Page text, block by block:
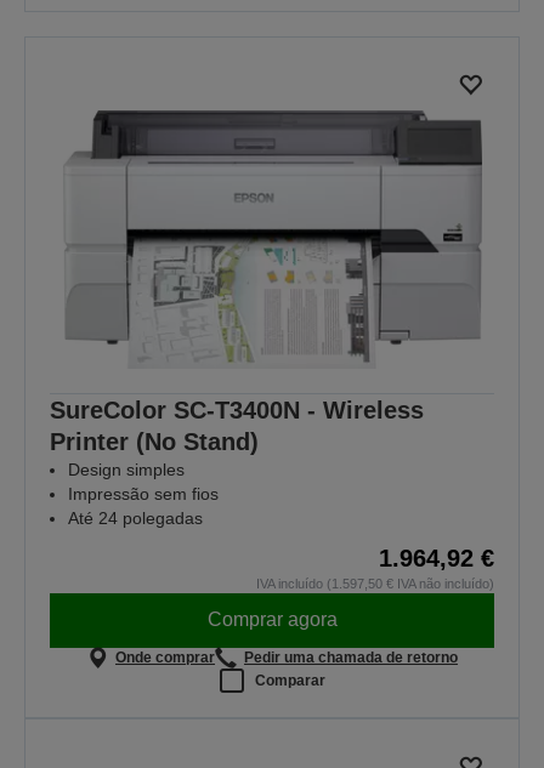
SureColor SC-T3400N - Wireless
Printer (No Stand)
Design simples
Impressão sem fios
Até 24 polegadas
1.964,92 €
IVA incluído (1.597,50 € IVA não incluído)
Comprar agora
Onde comprar
Pedir uma chamada de retorno
Comparar